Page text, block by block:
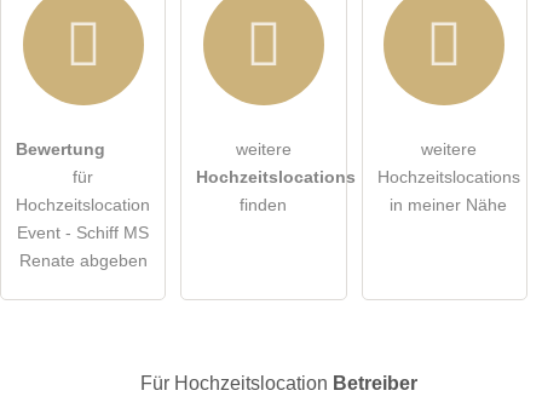
Die Datenschutzerklärung habe ich zur Kenntnis genommen.
öffentliche Frage stellen
Hinweis:Bitte beachten Sie, öffentliche Fragen sindfür alle
Hochzeitslocation-Eintrag zu stellen.
Bewertung
für
Hochzeitslocation
Event - Schiff MS
Renate abgeben
weitere
Hochzeitslocations
finden
weitere
Hochzeitslocations
in meiner Nähe
Für Hochzeitslocation Betreiber